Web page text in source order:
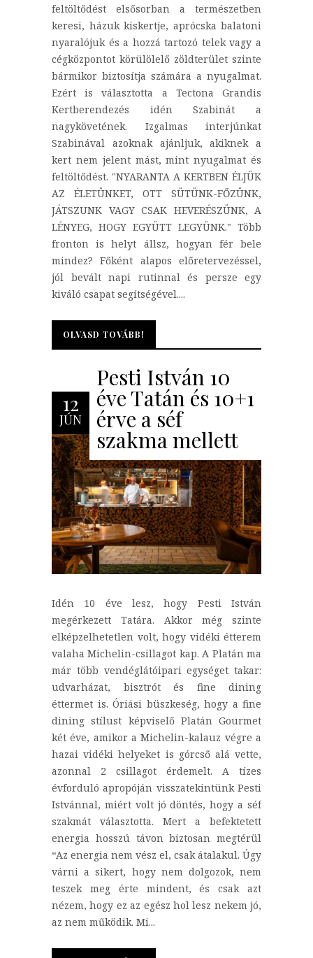
feltöltődést elsősorban a természetben
keresi, házuk kiskertje, aprócska balatoni
nyaralójuk és a hozzá tartozó telek vagy a
cégközpontot körülölelő zöldterület szinte
bármikor biztosítja számára a nyugalmat.
Ezért is választotta a Tectona Grandis
Kertberendezés idén Szabinát a
nagykövetének. Izgalmas interjúnkat
Szabinával azoknak ajánljuk, akiknek a
kert nem jelent mást, mint nyugalmat és
feltöltődést. "NYARANTA A KERTBEN ÉLJÜK
AZ ÉLETÜNKET, OTT SÜTÜNK-FŐZÜNK,
JÁTSZUNK VAGY CSAK HEVERÉSZÜNK, A
LÉNYEG, HOGY EGYÜTT LEGYÜNK." Több
fronton is helyt állsz, hogyan fér bele
mindez? Főként alapos előretervezéssel,
jól bevált napi rutinnal és persze egy
kiváló csapat segítségével....
OLVASD TOVÁBB!
OLVASD TOVÁBB!
12
JÚN
Pesti István 10
éve Tatán és 10+1
érve a séf
szakma mellett
Idén 10 éve lesz, hogy Pesti István
megérkezett Tatára. Akkor még szinte
elképzelhetetlen volt, hogy vidéki étterem
valaha Michelin-csillagot kap. A Platán ma
már több vendéglátóipari egységet takar:
udvarházat, bisztrót és fine dining
éttermet is. Óriási büszkeség, hogy a fine
dining stílust képviselő Platán Gourmet
két éve, amikor a Michelin-kalauz végre a
hazai vidéki helyeket is górcső alá vette,
azonnal 2 csillagot érdemelt. A tízes
évforduló apropóján visszatekintünk Pesti
Istvánnal, miért volt jó döntés, hogy a séf
szakmát választotta. Mert a befektetett
energia hosszú távon biztosan megtérül
“Az energia nem vész el, csak átalakul. Úgy
várni a sikert, hogy nem dolgozok, nem
teszek meg érte mindent, és csak azt
nézem, hogy ez az egész hol lesz nekem jó,
az nem működik. Mi...